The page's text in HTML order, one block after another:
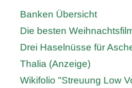
Banken Übersicht
Die besten
Drei Haselnüsse für
Thalia (Anzeige)
Wikifolio "Streuung Low